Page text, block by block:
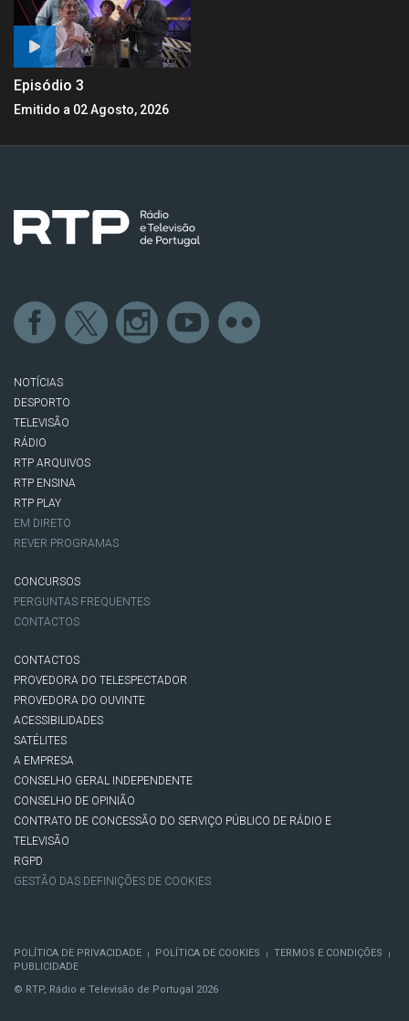
Episódio 3
Emitido a 02 Agosto, 2026
NOTÍCIAS
DESPORTO
TELEVISÃO
RÁDIO
RTP ARQUIVOS
RTP ENSINA
RTP PLAY
EM DIRETO
REVER PROGRAMAS
CONCURSOS
PERGUNTAS FREQUENTES
CONTACTOS
CONTACTOS
PROVEDORA DO TELESPECTADOR
PROVEDORA DO OUVINTE
ACESSIBILIDADES
SATÉLITES
A EMPRESA
CONSELHO GERAL INDEPENDENTE
CONSELHO DE OPINIÃO
CONTRATO DE CONCESSÃO DO SERVIÇO PÚBLICO DE RÁDIO E
TELEVISÃO
RGPD
GESTÃO DAS DEFINIÇÕES DE COOKIES
POLÍTICA DE PRIVACIDADE | POLÍTICA DE COOKIES | TERMOS E CONDIÇÕES |
PUBLICIDADE
© RTP, Rádio e Televisão de Portugal 2026